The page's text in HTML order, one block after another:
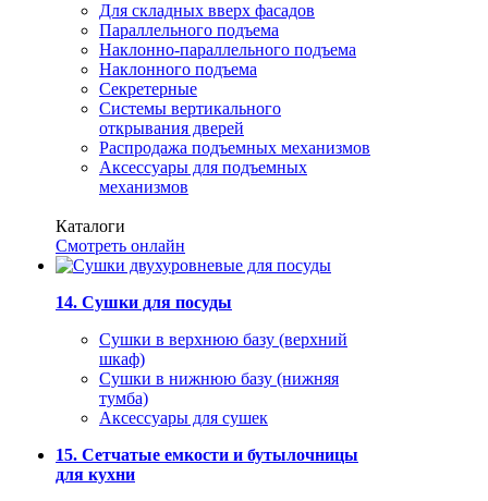
Для складных вверх фасадов
Параллельного подъема
Наклонно-параллельного подъема
Наклонного подъема
Секретерные
Системы вертикального
открывания дверей
Распродажа подъемных механизмов
Аксессуары для подъемных
механизмов
Каталоги
Смотреть онлайн
14. Сушки для посуды
Сушки в верхнюю базу (верхний
шкаф)
Сушки в нижнюю базу (нижняя
тумба)
Аксессуары для сушек
15. Сетчатые емкости и бутылочницы
для кухни